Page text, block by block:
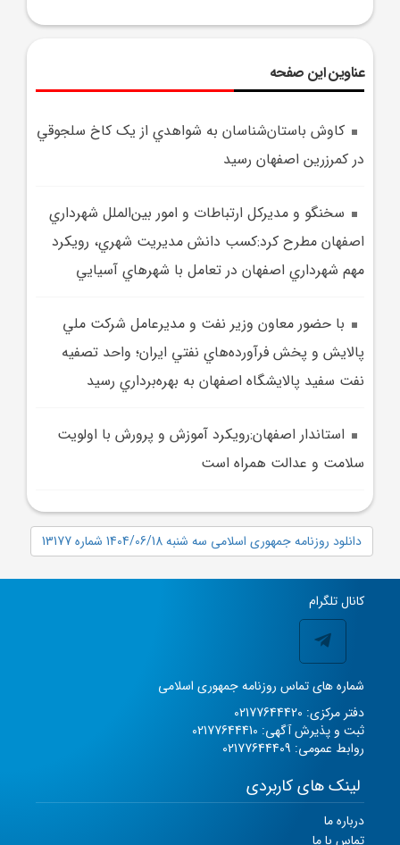
عناوین این صفحه
کاوش باستان‌شناسان به شواهدي از يک کاخ سلجوقي
در کمرزرين اصفهان رسيد
سخنگو و مديرکل ارتباطات و امور بين‌الملل شهرداري
اصفهان مطرح کرد:کسب دانش مديريت شهري، رويکرد
مهم شهرداري اصفهان در تعامل با شهرهاي آسيايي
با حضور معاون وزير نفت و مديرعامل شرکت ملي
پالايش و پخش فرآورده‌هاي نفتي ايران؛ واحد تصفيه
نفت سفيد پالايشگاه اصفهان به بهره‌برداري رسيد
استاندار اصفهان:رويکرد آموزش و پرورش با اولويت
سلامت و عدالت همراه است
دانلود روزنامه جمهوری اسلامی سه شنبه 1404/06/18 شماره 13177
کانال تلگرام
شماره های تماس روزنامه جمهوری اسلامی
دفتر مرکزی: 02177644420
ثبت و پذیرش آگهی: 02177644410
روابط عمومی: 02177644409
لینک های کاربردی
درباره ما
تماس با ما